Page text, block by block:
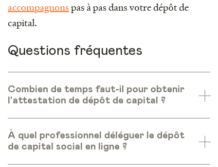
accompagnonspas à pas dans votre dépôt de
capital.
Questions fréquentes
Combien de temps faut-il pour obtenir
l'attestation de dépôt de capital ?
À quel professionnel déléguer le dépôt
de capital social en ligne ?